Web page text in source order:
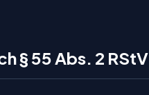
§ 55 Abs. 2 RStV